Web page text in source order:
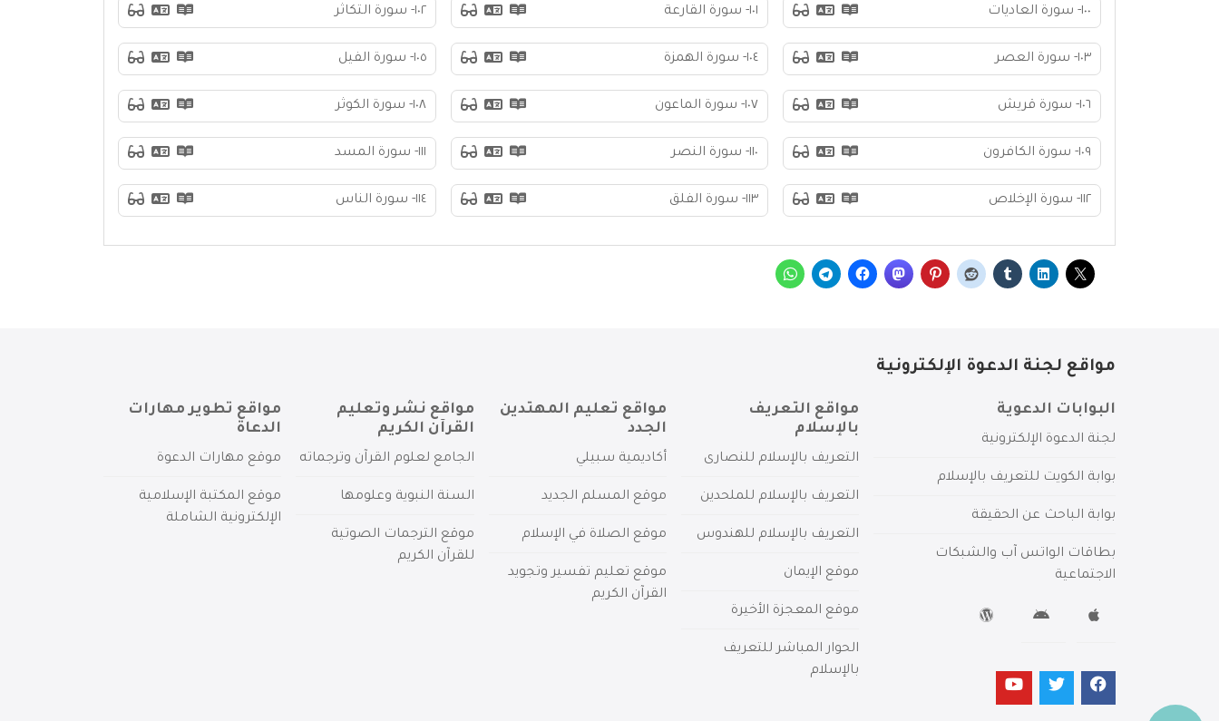
١٠٠- سورة العاديات ١٠١- سورة القارعة ١٠٢- سورة التكاثر
١٠٣- سورة العصر ١٠٤- سورة الهمزة ١٠٥- سورة الفيل
١٠٦- سورة قريش ١٠٧- سورة الماعون ١٠٨- سورة الكوثر
١٠٩- سورة الكافرون ١١٠- سورة النصر ١١١- سورة المسد
١١٢- سورة الإخلاص ١١٣- سورة الفلق ١١٤- سورة الناس
مواقع لجنة الدعوة الإلكترونية
البوابات الدعوية
لجنة الدعوة الإلكترونية
بوابة الكويت للتعريف بالإسلام
بوابة الباحث عن الحقيقة
بطاقات الواتس آب والشبكات
الاجتماعية
مواقع التعريف
بالإسلام
التعريف بالإسلام للنصارى
التعريف بالإسلام للملحدين
التعريف بالإسلام للهندوس
موقع الإيمان
موقع المعجزة الأخيرة
الحوار المباشر للتعريف
بالإسلام
مواقع تعليم المهتدين
الجدد
أكاديمية سبيلي
موقع المسلم الجديد
موقع الصلاة في الإسلام
موقع تعليم تفسير وتجويد
القرآن الكريم
مواقع نشر وتعليم
القرآن الكريم
الجامع لعلوم القرآن وترجماته
السنة النبوية وعلومها
موقع الترجمات الصوتية
للقرآن الكريم
مواقع تطوير مهارات
الدعاة
موقع مهارات الدعوة
موقع المكتبة الإسلامية
الإلكترونية الشاملة